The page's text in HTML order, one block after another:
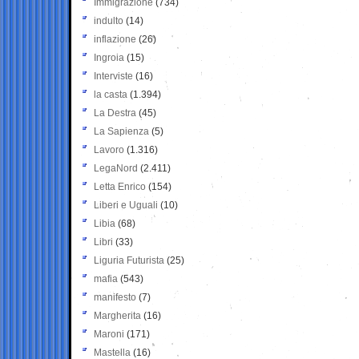
Immigrazione (734)
indulto (14)
inflazione (26)
Ingroia (15)
Interviste (16)
la casta (1.394)
La Destra (45)
La Sapienza (5)
Lavoro (1.316)
LegaNord (2.411)
Letta Enrico (154)
Liberi e Uguali (10)
Libia (68)
Libri (33)
Liguria Futurista (25)
mafia (543)
manifesto (7)
Margherita (16)
Maroni (171)
Mastella (16)